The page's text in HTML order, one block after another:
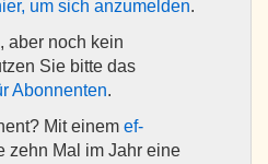
um sich anzumelden.
aber noch kein
Sie bitte das
Abonnenten.
Mit einem ef-
zehn Mal im Jahr eine